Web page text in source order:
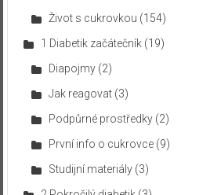
Život s cukrovkou (154)
1 Diabetik začátečník(19)
Diapojmy(2)
Jak reagovat(3)
Podpůrné prostředky(2)
První info o cukrovce(9)
Studijní materiály(3)